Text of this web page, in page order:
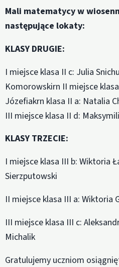
Mali matematycy w
następujące lokaty:
KLASY DRUGIE:
I miejsce klasa II c: Julia
Komorowskirn II miejsce
Józefiakrn klasa II a: Natalia
III miejsce klasa II d:
KLASY TRZECIE:
I miejsce klasa III b: Wiktoria
Sierzputowski
II miejsce klasa III a: Wiktoria
III miejsce klasa III c:
Michalik
Gratulujemy uczniom